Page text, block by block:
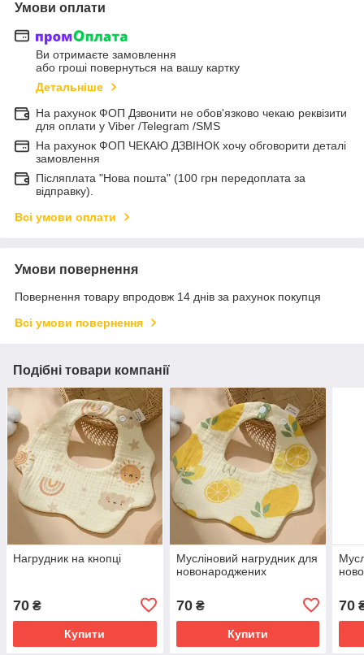
Умови оплати
Ви отримаєте замовлення
або гроші повернуться на вашу картку
Детальніше
На рахунок ФОП Дзвонити не обов'язково чекаю реквізити
для оплати у Viber /Telegram /SMS
На рахунок ФОП ЧЕКАЮ ДЗВІНОК хочу обговорити деталі
замовлення
Післяплата "Нова пошта" (100 грн передоплата за
відправку).
Всі умови оплати
Умови повернення
Повернення товару впродовж 14 днів за рахунок покупця
Всі умови повернення
Подібні товари компанії
Нагрудник на кнопці
70 ₴
Купити
Мусліновий нагрудник для
новонароджених
70₴
Купити
70